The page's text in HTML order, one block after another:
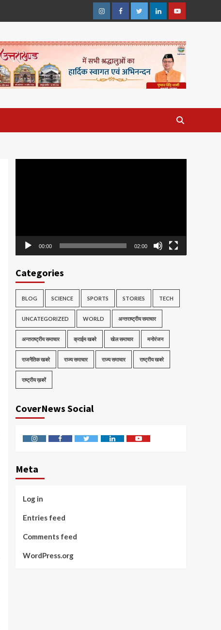
InstagramFacebookTwitterLinkedinYoutube
00:00 02:00
Categories
BLOG SCIENCE SPORTS STORIES TECH
UNCATEGORIZED WORLD अन्तराष्ट्रीय समाचार
अन्तराष्ट्रीय समाचार क्राईम खबरे खेल समाचार मनोरंजन
राजनैतिक खबरे राज्य समाचार राज्य समाचार राष्ट्रीय खबरे
राष्ट्रीय ख़बरें
CoverNews Social
InstagramFacebookTwitter LinkedinYoutube
Meta
Log in
Entries feed
Comments feed
WordPress.org